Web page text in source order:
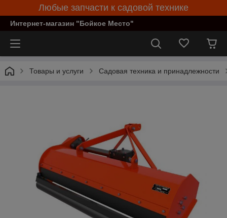
Любые запчасти к садовой технике
Интернет-магазин "Бойкое Место"
Товары и услуги Садовая техника и принадлежности